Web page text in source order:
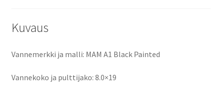
Kuvaus
Vannemerkki ja malli: MAM A1 Black Painted
Vannekoko ja pulttijako: 8.0×19